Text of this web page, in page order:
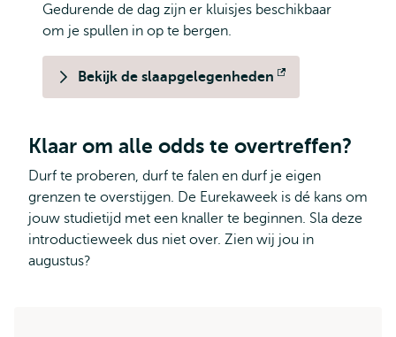
Gedurende de dag zijn er kluisjes beschikbaar
om je spullen in op te bergen.
Bekijk de slaapgelegenheden
Opent
Klaar om alle odds te overtreffen?
Durf te proberen, durf te falen en durf je eigen
grenzen te overstijgen. De Eurekaweek is dé kans om
jouw studietijd met een knaller te beginnen. Sla deze
introductieweek dus niet over. Zien wij jou in
augustus?